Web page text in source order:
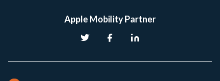
Apple Mobility Partner